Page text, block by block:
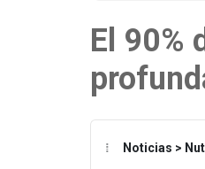
El 90%
Noticias >